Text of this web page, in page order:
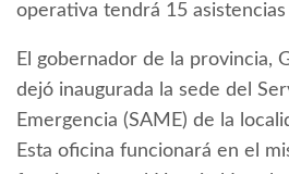
operativa tendrá 15
El gobernador de la provincia,
dejó inaugurada la sede del
Emergencia (SAME) de la
Esta oficina funcionará en el